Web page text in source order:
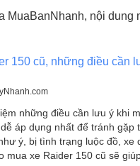
MuaBanNhanh, nội dung
150 cũ, những điều cần
những điều cần lưu ý khi
áp dụng nhất để tránh gặp
ý, bị tình trạng luộc đồ, xe
mua xe Raider 150 cũ sẽ